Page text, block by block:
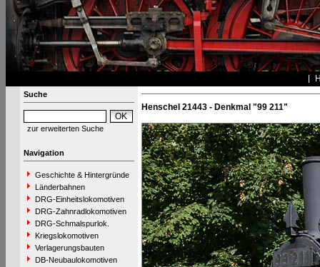
Suche
zur erweiterten Suche
Navigation
Geschichte & Hintergründe
Länderbahnen
DRG-Einheitslokomotiven
DRG-Zahnradlokomotiven
DRG-Schmalspurlok.
Kriegslokomotiven
Verlagerungsbauten
DB-Neubaulokomotiven
Henschel 21443 - Denkmal "99 211"